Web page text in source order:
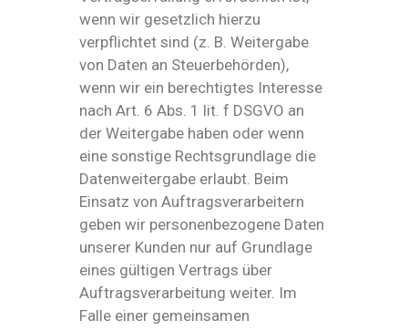
wenn wir gesetzlich hierzu
verpflichtet sind (z. B. Weitergabe
von Daten an Steuerbehörden),
wenn wir ein berechtigtes Interesse
nach Art. 6 Abs. 1 lit. f DSGVO an
der Weitergabe haben oder wenn
eine sonstige Rechtsgrundlage die
Datenweitergabe erlaubt. Beim
Einsatz von Auftragsverarbeitern
geben wir personenbezogene Daten
unserer Kunden nur auf Grundlage
eines gültigen Vertrags über
Auftragsverarbeitung weiter. Im
Falle einer gemeinsamen